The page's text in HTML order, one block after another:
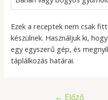
Ezek a receptek nem csak
készülnek. Használjuk ki,
egy egyszerű gép, és
táplálkozás határai.
← Előző